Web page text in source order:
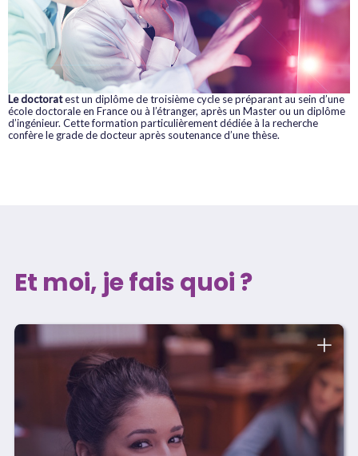
Le doctoratest un diplôme de troisième cycle se préparant au sein d’une
école doctorale en France ou à l’étranger, après un Master ou un diplôme
d’ingénieur. Cette formation particulièrement dédiée à la recherche
confère le grade de docteur après soutenance d’une thèse.
Et moi, je fais quoi ?